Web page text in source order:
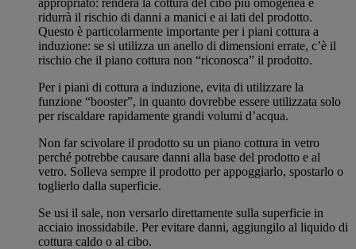
ridurrà il rischio di danni a manici e ai lati del prodotto.
Questo è particolarmente importante per i piani cottura a
induzione: se si utilizza un anello di dimensioni errate, c’è il
rischio che il piano cottura non “riconosca” il prodotto.
Per i piani di cottura a induzione, evita di utilizzare la
funzione “booster”, in quanto dovrebbe essere utilizzata solo
per riscaldare rapidamente grandi volumi d’acqua.
Non far scivolare il prodotto su un piano cottura in vetro
perché potrebbe causare danni alla base del prodotto e al
vetro. Solleva sempre il prodotto per appoggiarlo, spostarlo o
toglierlo dalla superficie.
Se usi il sale, non versarlo direttamente sulla superficie in
acciaio inossidabile. Per evitare danni, aggiungilo al liquido di
cottura caldo o al cibo.